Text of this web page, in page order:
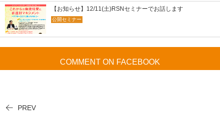
【お知らせ】12/11(土)RSNセミナーでお話します
公開セミナー
COMMENT ON FACEBOOK
PREV